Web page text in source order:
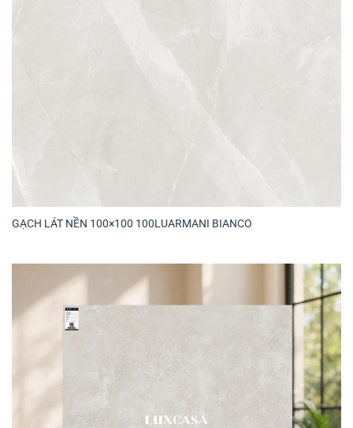
GẠCH LÁT NỀN 100×100 100LUARMANI BIANCO